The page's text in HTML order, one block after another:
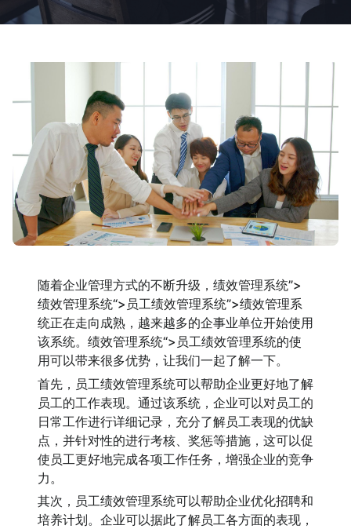
随着企业管理方式的不断升级，绩效管理系统”>
绩效管理系统“>员工绩效管理系统”>绩效管理系
统正在走向成熟，越来越多的企事业单位开始使用
该系统。绩效管理系统“>员工绩效管理系统的使
用可以带来很多优势，让我们一起了解一下。
首先，员工绩效管理系统可以帮助企业更好地了解
员工的工作表现。通过该系统，企业可以对员工的
日常工作进行详细记录，充分了解员工表现的优缺
点，并针对性的进行考核、奖惩等措施，这可以促
使员工更好地完成各项工作任务，增强企业的竞争
力。
其次，员工绩效管理系统可以帮助企业优化招聘和
培养计划。企业可以据此了解员工各方面的表现，